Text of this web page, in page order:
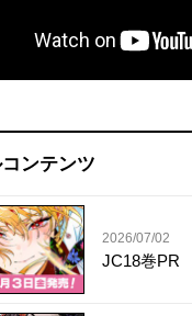
ンテンツ
2026/07/02
JC18巻PR